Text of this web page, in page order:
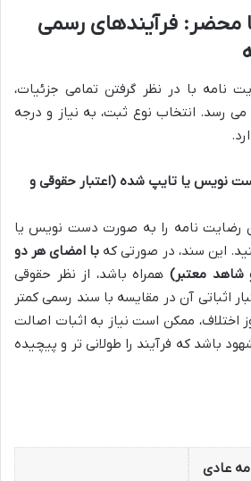
محضر: فرآیندهای رسمی
نامه با در نظر گرفتن تمامی جزئیات،
رسد. انتخاب نوع ثبت، به نیاز و درجه
نویس یا تایپ شده (اعتبار حقوقی و
رضایت نامه را به صورت دست نویس یا
این سند، در صورتی که با امضای هر دو
شاهد معتبر) همراه باشد، از نظر حقوقی
اثباتی آن در مقایسه با سند رسمی کمتر
اختلاف، ممکن است نیاز به اثبات اصالت
باشد که فرآیند را طولانی تر و پیچیده
عادی